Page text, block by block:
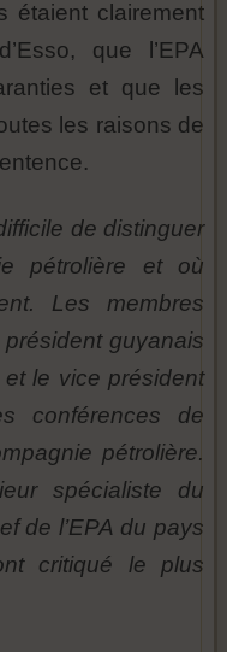
étaient clairement
que l’EPA
et que les
les raisons de
de distinguer
pétrolière et où
Les membres
président guyanais
le vice président
conférences de
pétrolière.
spécialiste du
de l’EPA du pays
critiqué le plus